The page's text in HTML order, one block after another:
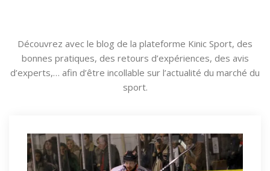
Découvrez avec le blog de la plateforme Kinic Sport, des
bonnes pratiques, des retours d’expériences, des avis
d’experts,… afin d’être incollable sur l’actualité du marché du
sport.